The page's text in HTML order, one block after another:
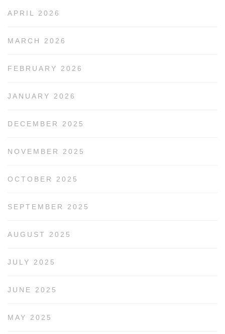
APRIL 2026
MARCH 2026
FEBRUARY 2026
JANUARY 2026
DECEMBER 2025
NOVEMBER 2025
OCTOBER 2025
SEPTEMBER 2025
AUGUST 2025
JULY 2025
JUNE 2025
MAY 2025